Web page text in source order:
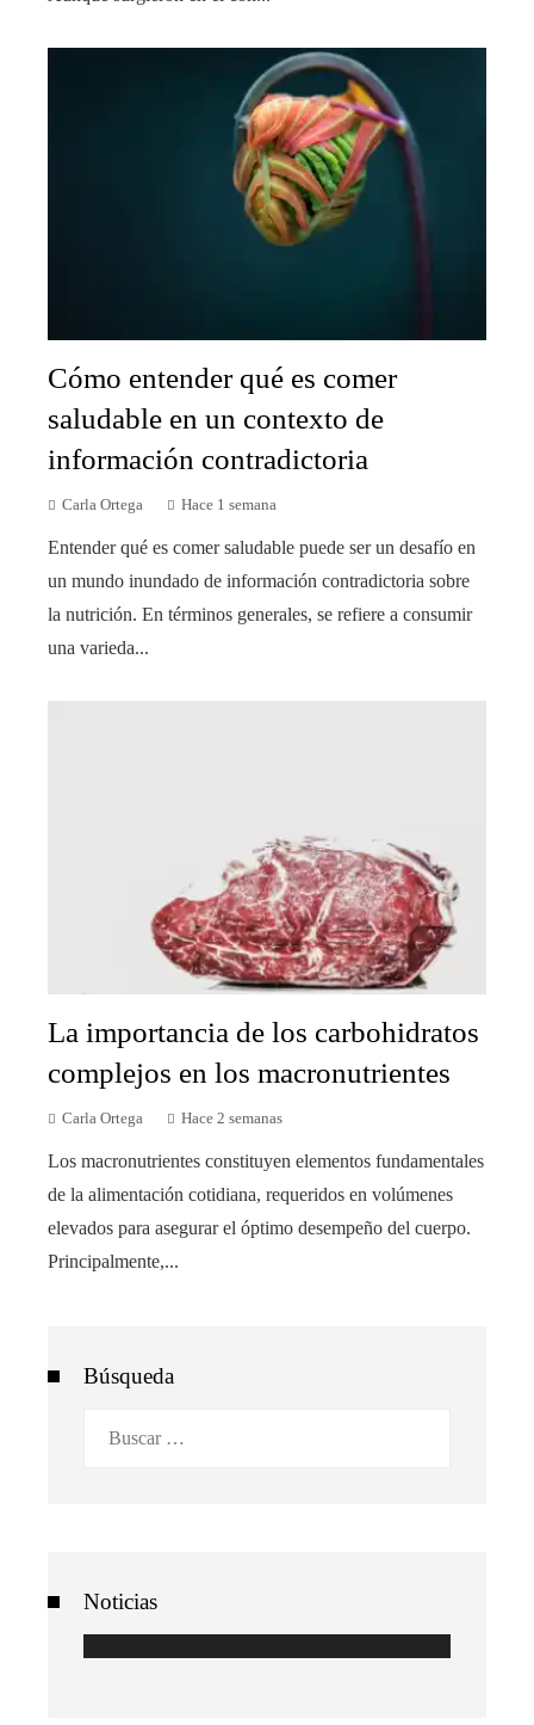
Cómo entender qué es comer
saludable en un contexto de
información contradictoria
Carla Ortega Hace 1 semana
Entender qué es comer saludable puede ser un desafío en
un mundo inundado de información contradictoria sobre
la nutrición. En términos generales, se refiere a consumir
una varieda...
La importancia de los carbohidratos
complejos en los macronutrientes
Carla Ortega Hace 2 semanas
Los macronutrientes constituyen elementos fundamentales
de la alimentación cotidiana, requeridos en volúmenes
elevados para asegurar el óptimo desempeño del cuerpo.
Principalmente,...
Búsqueda
Noticias